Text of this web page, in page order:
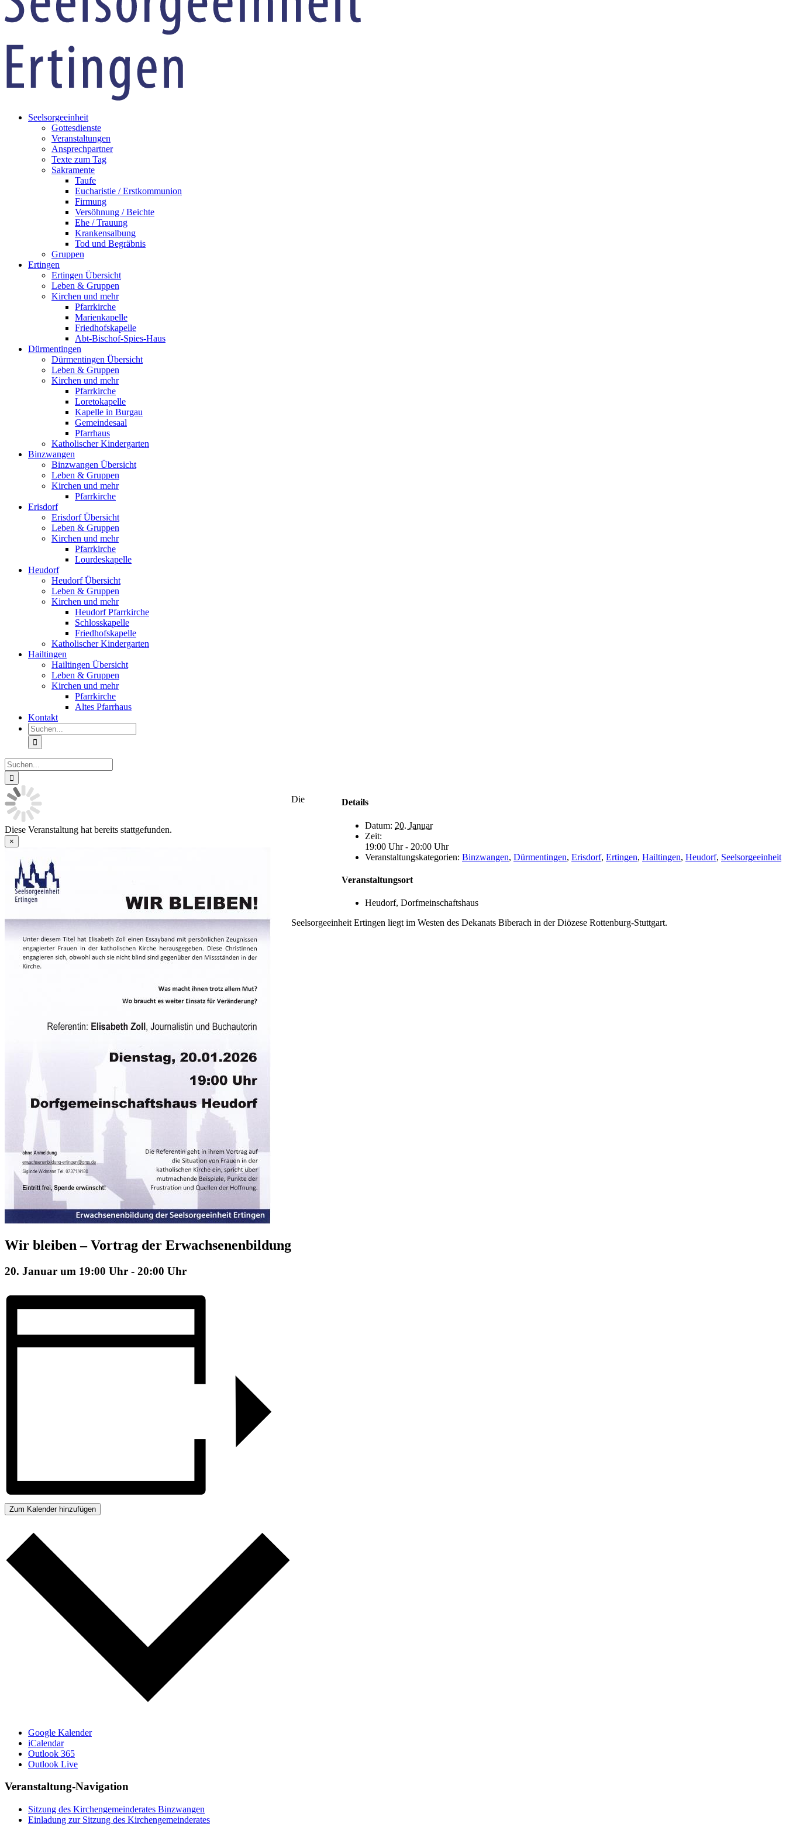
Seelsorgeeinheit
Gottesdienste
Veranstaltungen
Ansprechpartner
Texte zum Tag
Sakramente
Taufe
Eucharistie / Erstkommunion
Firmung
Versöhnung / Beichte
Ehe / Trauung
Krankensalbung
Tod und Begräbnis
Gruppen
Ertingen
Ertingen Übersicht
Leben & Gruppen
Kirchen und mehr
Pfarrkirche
Marienkapelle
Friedhofskapelle
Abt-Bischof-Spies-Haus
Dürmentingen
Dürmentingen Übersicht
Leben & Gruppen
Kirchen und mehr
Pfarrkirche
Loretokapelle
Kapelle in Burgau
Gemeindesaal
Pfarrhaus
Katholischer Kindergarten
Binzwangen
Binzwangen Übersicht
Leben & Gruppen
Kirchen und mehr
Pfarrkirche
Erisdorf
Erisdorf Übersicht
Leben & Gruppen
Kirchen und mehr
Pfarrkirche
Lourdeskapelle
Heudorf
Heudorf Übersicht
Leben & Gruppen
Kirchen und mehr
Heudorf Pfarrkirche
Schlosskapelle
Friedhofskapelle
Katholischer Kindergarten
Hailtingen
Hailtingen Übersicht
Leben & Gruppen
Kirchen und mehr
Pfarrkirche
Altes Pfarrhaus
Kontakt
Suche
nach:
Suche
nach:
Diese Veranstaltung hat bereits stattgefunden.
×
Wir bleiben – Vortrag der Erwachsenenbildung
20. Januar um 19:00 Uhr - 20:00 Uhr
Zum Kalender hinzufügen
Google Kalender
iCalendar
Outlook 365
Outlook Live
Veranstaltung-Navigation
Sitzung des Kirchengemeinderates Binzwangen
Einladung zur Sitzung des Kirchengemeinderates
Details
Datum: 20. Januar
Zeit:
19:00 Uhr - 20:00 Uhr
Veranstaltungskategorien: Binzwangen, Dürmentingen, Erisdorf, Ertingen, Hailtingen, Heudorf, Seelsorgeeinheit
Veranstaltungsort
Heudorf, Dorfmeinschaftshaus
Die
Seelsorgeeinheit Ertingen liegt im Westen des Dekanats Biberach in der Diözese Rottenburg-Stuttgart.